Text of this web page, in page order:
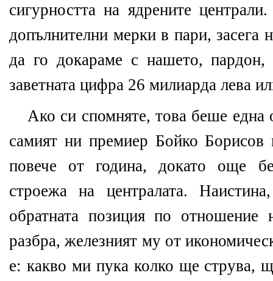
сигурността на ядрените
допълнителни мерки в пари,
да го докараме с нашето, пардон,
заветната цифра 26 милиарда лева
Ако си спомняте, това беше една
самият ни премиер Бойко Борисов
повече от година, докато още
строежа на централата.
обратната позиция по
разбра, железният му от
е: какво ми пука колко ще струва,